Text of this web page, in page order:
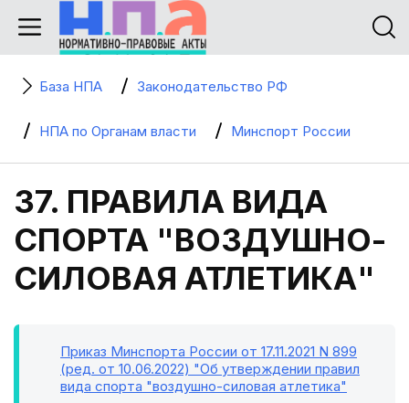
База НПА Законодательство РФ
НПА по Органам власти Минспорт России
37. ПРАВИЛА ВИДА
СПОРТА "ВОЗДУШНО-
СИЛОВАЯ АТЛЕТИКА"
Приказ Минспорта России от 17.11.2021 N 899
(ред. от 10.06.2022) "Об утверждении правил
вида спорта "воздушно-силовая атлетика"